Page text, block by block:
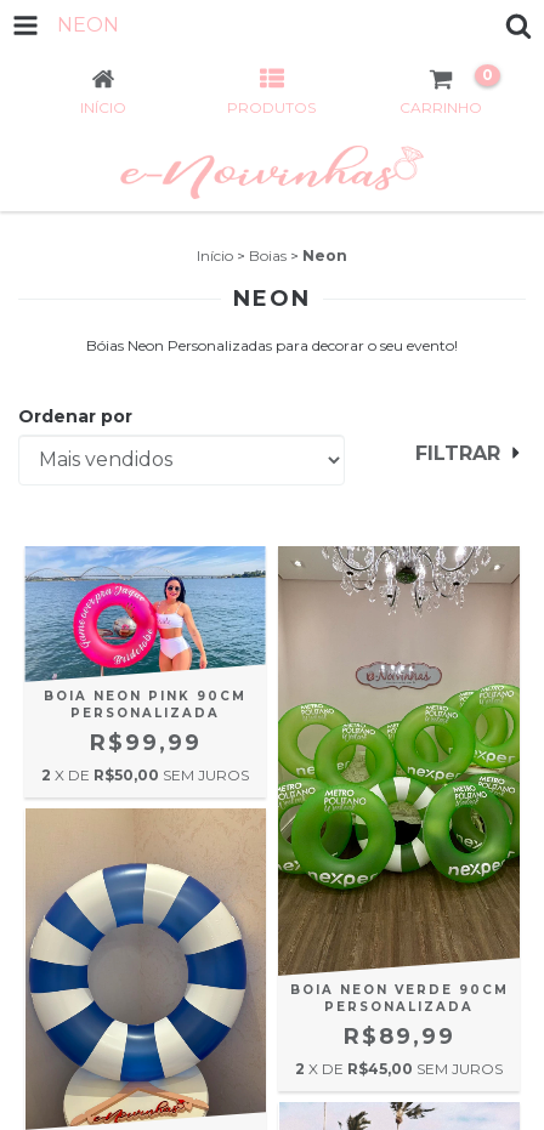
NEON
INÍCIO PRODUTOS CARRINHO
0
Início > Boias > Neon
NEON
Bóias Neon Personalizadas para decorar o seu evento!
Ordenar por
FILTRAR
BOIA NEON PINK 90CM
PERSONALIZADA
R$99,99
2 X DE R$50,00 SEM JUROS
BOIA NEON VERDE 90CM
PERSONALIZADA
R$89,99
2 X DE R$45,00 SEM JUROS